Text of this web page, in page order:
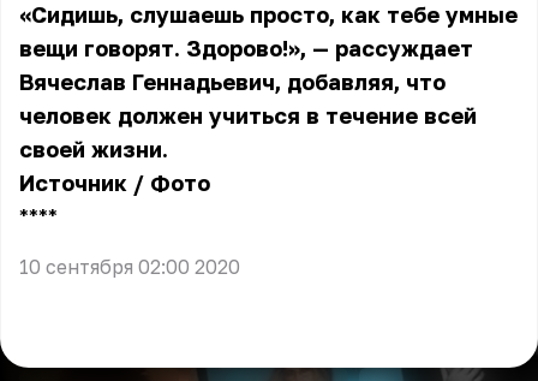
«Сидишь, слушаешь просто, как тебе умные
вещи говорят. Здорово!», — рассуждает
Вячеслав Геннадьевич, добавляя, что
человек должен учиться в течение всей
своей жизни.
Источник / Фото
** **
10 сентября 02:00 2020